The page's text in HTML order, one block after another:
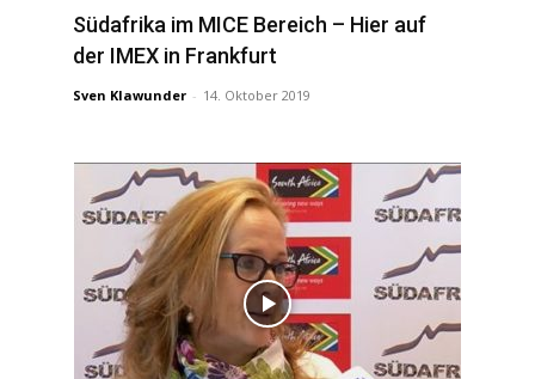
Südafrika im MICE Bereich – Hier auf
der IMEX in Frankfurt
Sven Klawunder - 14. Oktober 2019